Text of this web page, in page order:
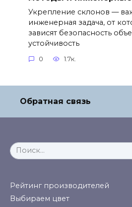
Укрепление склонов —
инженерная задача, от
зависят безопасность
устойчивость
0 1.7к.
Обратная связь
Search
for:
Рейтинг производителей
Выбираем цвет